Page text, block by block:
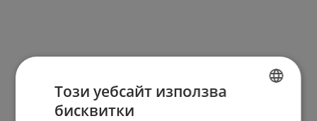
Този уебсайт използва
бисквитки